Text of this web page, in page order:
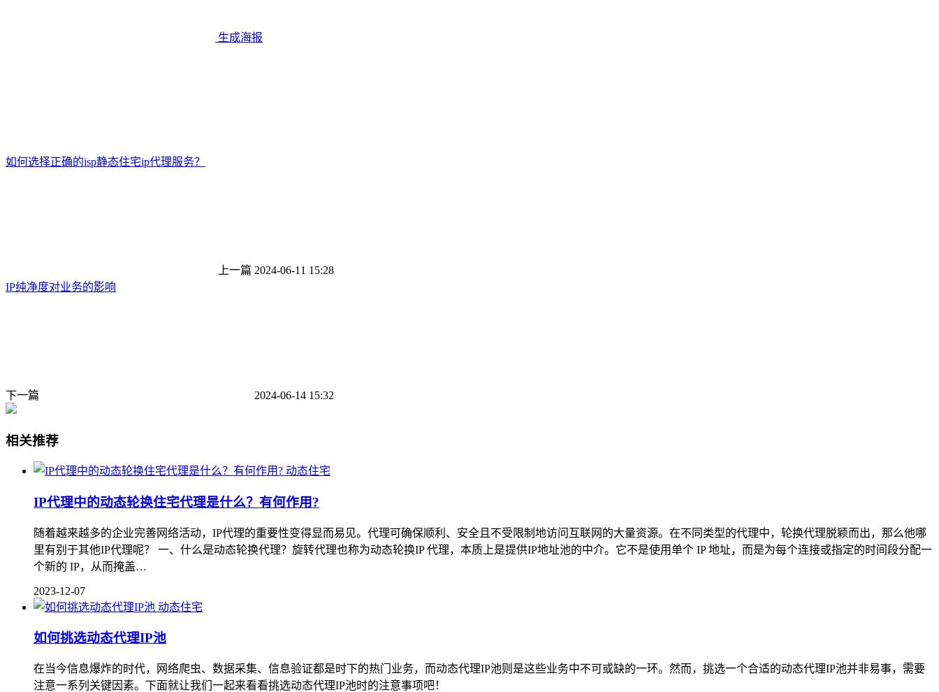
生成海报
如何选择正确的isp静态住宅ip代理服务？
上一篇 2024-06-11 15:28
IP纯净度对业务的影响
下一篇 2024-06-14 15:32
相关推荐
动态住宅
IP代理中的动态轮换住宅代理是什么？有何作用?
随着越来越多的企业完善网络活动，IP代理的重要性变得显而易见。代理可确保顺利、安全且不受限制地访问互联网的大量资源。在不同类型的代理中，轮换代理脱颖而出，那么他哪
里有别于其他IP代理呢？ 一、什么是动态轮换代理？旋转代理也称为动态轮换IP 代理，本质上是提供IP地址池的中介。它不是使用单个 IP 地址，而是为每个连接或指定的时间段分配一
个新的 IP，从而掩盖…
2023-12-07
动态住宅
如何挑选动态代理IP池
在当今信息爆炸的时代，网络爬虫、数据采集、信息验证都是时下的热门业务，而动态代理IP池则是这些业务中不可或缺的一环。然而，挑选一个合适的动态代理IP池并非易事，需要
注意一系列关键因素。下面就让我们一起来看看挑选动态代理IP池时的注意事项吧！